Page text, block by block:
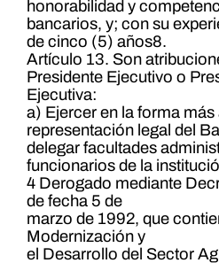
honorabilidad y
bancarios, y; con su
de cinco (5) años8.
Artículo 13. Son
Presidente Ejecutivo o
Ejecutiva:
a) Ejercer en la forma más
representación legal del
delegar facultades
funcionarios de la
4 Derogado mediante
de fecha 5 de
marzo de 1992, que
Modernización y
el Desarrollo del Sector